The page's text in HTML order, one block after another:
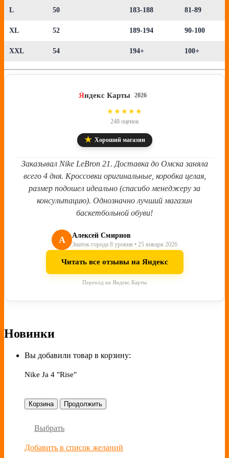
L 50 183-188 81-89
XL 52 189-194 90-100
XXL 54 194+ 100+
Яндекс Карты 2026
★★★★★
248 оценок
★ Хороший магазин
Заказывал Nike LeBron 21. Доставка до Омска заняла
всего 4 дня. Кроссовки оригинальные, коробка целая,
размер подошел идеально (спасибо менеджеру за
консультацию). Однозначно лучший магазин
баскетбольной обуви!
А Алексей Смирнов
Знаток города 8 уровня • 25 января 2026
Читать все отзывы на Яндекс
Переход на Яндекс.Карты
Новинки
Вы добавили товар в корзину:
Nike Ja 4 "Rise"
Корзина Продолжить
Выбрать
Добавить в список желаний